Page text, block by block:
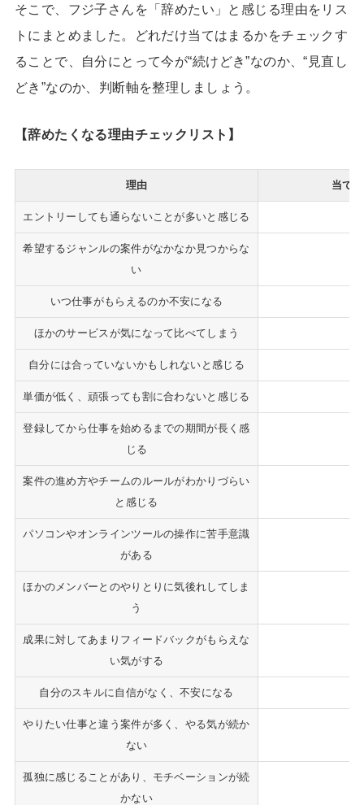
そこで、フジ子さんを「辞めたい」と感じる理由をリス
トにまとめました。どれだけ当てはまるかをチェックす
ることで、自分にとって今が“続けどき”なのか、“見直し
どき”なのか、判断軸を整理しましょう。
【辞めたくなる理由チェックリスト】
理由 当て
エントリーしても通らないことが多いと感じる
希望するジャンルの案件がなかなか見つからな
い
いつ仕事がもらえるのか不安になる
ほかのサービスが気になって比べてしまう
自分には合っていないかもしれないと感じる
単価が低く、頑張っても割に合わないと感じる
登録してから仕事を始めるまでの期間が長く感
じる
案件の進め方やチームのルールがわかりづらい
と感じる
パソコンやオンラインツールの操作に苦手意識
がある
ほかのメンバーとのやりとりに気後れしてしま
う
成果に対してあまりフィードバックがもらえな
い気がする
自分のスキルに自信がなく、不安になる
やりたい仕事と違う案件が多く、やる気が続か
ない
孤独に感じることがあり、モチベーションが続
かない